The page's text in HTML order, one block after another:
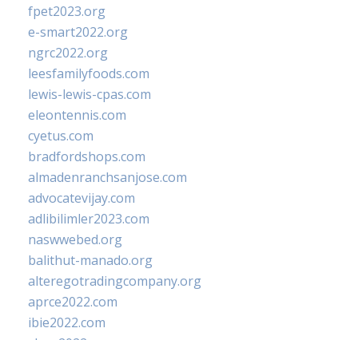
fpet2023.org
e-smart2022.org
ngrc2022.org
leesfamilyfoods.com
lewis-lewis-cpas.com
eleontennis.com
cyetus.com
bradfordshops.com
almadenranchsanjose.com
advocatevijay.com
adlibilimler2023.com
naswwebed.org
balithut-manado.org
alteregotradingcompany.org
aprce2022.com
ibie2022.com